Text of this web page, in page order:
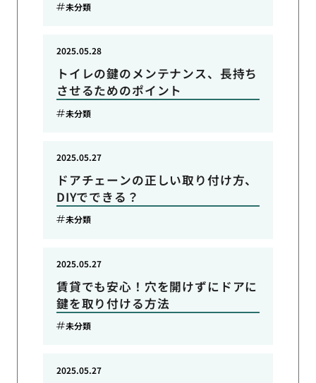
未分類
トイレの鍵のメンテナンス、長持ち
させるためのポイント
2025.05.28
未分類
ドアチェーンの正しい取り付け方、
DIYでできる？
2025.05.27
未分類
賃貸でも安心！穴を開けずにドアに
鍵を取り付ける方法
2025.05.27
未分類
2025.05.27